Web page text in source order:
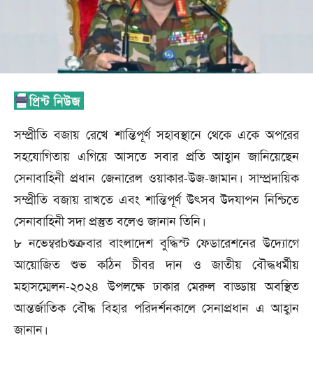
সম্প্রীতি বজায় রেখে শান্তিপূর্ণ সহাবস্থানে থেকে একে অপরের
সহযোগিতায় এগিয়ে আসতে সবার প্রতি আহ্বান জানিয়েছেন
সেনাবাহিনী প্রধান জেনারেল ওয়াকার-উজ-জামান। সাম্প্রদায়িক
সম্প্রীতি বজায় রাখতে এবং শান্তিপূর্ণ উৎসব উদযাপন নিশ্চিতে
সেনাবাহিনী সদা প্রস্তুত বলেও জানান তিনি।
৮ নভেম্বরbশুক্রবার বাংলাদেশ বুদ্ধিস্ট ফেডারেশনের উদ্যোগে
আয়োজিত শুভ কঠিন চীবর দান ও জাতীয় বৌদ্ধধর্মীয়
মহাসম্মেলন-২০২৪ উপলক্ষে ঢাকার মেরুল বাড্ডায় অবস্থিত
আন্তর্জাতিক বৌদ্ধ বিহার পরিদর্শনকালে সেনাপ্রধান এ আহ্বান
জানান।